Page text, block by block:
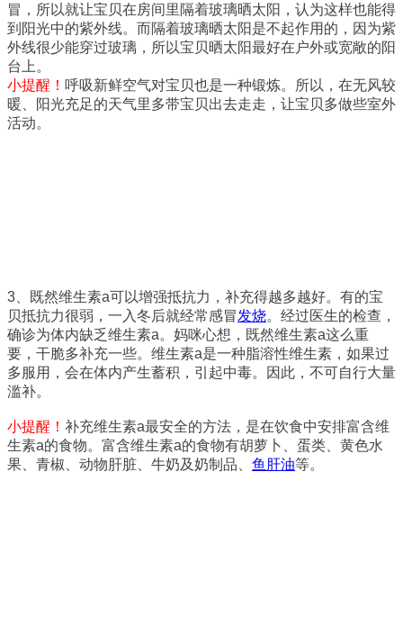
冒，所以就让宝贝在房间里隔着玻璃晒太阳，认为这样也能得
到阳光中的紫外线。而隔着玻璃晒太阳是不起作用的，因为紫
外线很少能穿过玻璃，所以宝贝晒太阳最好在户外或宽敞的阳
台上。
小提醒！ 呼吸新鲜空气对宝贝也是一种锻炼。所以，在无风较
暖、阳光充足的天气里多带宝贝出去走走，让宝贝多做些室外
活动。
3、既然维生素a可以增强抵抗力，补充得越多越好。有的宝
贝抵抗力很弱，一入冬后就经常感冒发烧。经过医生的检查，
确诊为体内缺乏维生素a。妈咪心想，既然维生素a这么重
要，干脆多补充一些。维生素a是一种脂溶性维生素，如果过
多服用，会在体内产生蓄积，引起中毒。因此，不可自行大量
滥补。
小提醒！ 补充维生素a最安全的方法，是在饮食中安排富含维
生素a的食物。富含维生素a的食物有胡萝卜、蛋类、黄色水
果、青椒、动物肝脏、牛奶及奶制品、 鱼肝油等。